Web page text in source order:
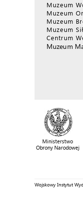
Muzeum
Muzeum
Muzeum
Muzeum
Centrum
Muzeum
Ministerstwo
Obrony Narodowej
Wojskowy Instytut